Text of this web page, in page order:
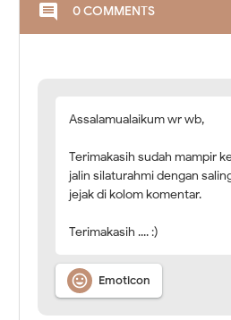
comment 0 COMMENTS
Assalamualaikum wr wb,
Terimakasih sudah mampir
jalin silaturahmi dengan
jejak di kolom komentar.
Terimakasih .... :)
 Emoticon